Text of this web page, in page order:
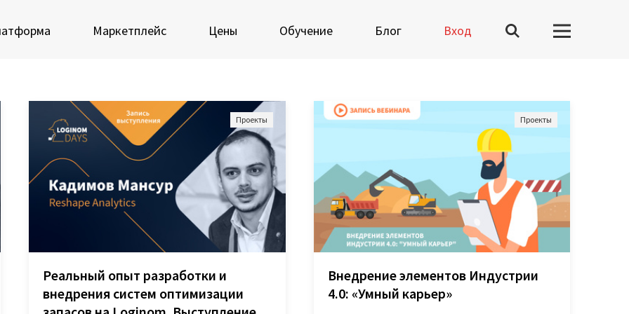
Маркетплейс Цены Обучение Блог Вход
Loginom
специалистов
и ответы
Мастерская Loginom
Кубок Loginom
Клиенты
Проекты
Отзывы
Блог
Вузы-участники
Марафоны
Генеральная уборка
данных
аналитики
Проекты
Реальный опыт разработки и
внедрения систем оптимизации
Проекты
Внедрение элементов Индустрии
4.0: «Умный карьер»